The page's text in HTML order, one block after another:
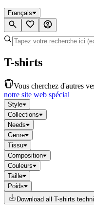
Français
T-shirts
Vous cherchez d'autres
notre site web spécial
Style
Collections
Needs
Genre
Tissu
Composition
Couleurs
Taille
Poids
Download all T-shirts